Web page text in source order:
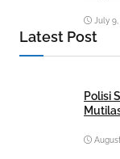
July
Latest Post
Polisi